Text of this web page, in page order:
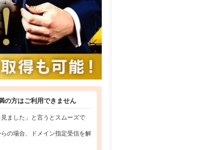
っていただきます。
の方はご利用できません
ました」と言うとスムーズで
の場合、ドメイン指定受信を解